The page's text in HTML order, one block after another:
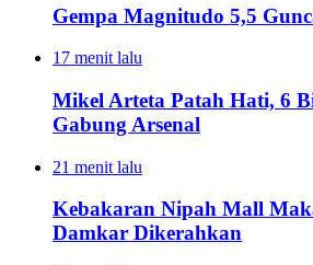
Gempa Magnitudo 5,5
17 menit lalu
Mikel Arteta Patah Hati, 6
Gabung Arsenal
21 menit lalu
Kebakaran Nipah Mall
Damkar Dikerahkan